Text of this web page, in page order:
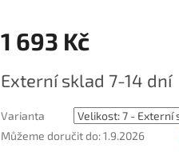
1 693 Kč
cena:
Externí sklad 7-14 dní
Varianta
Můžeme doručit do: 1.9.2026